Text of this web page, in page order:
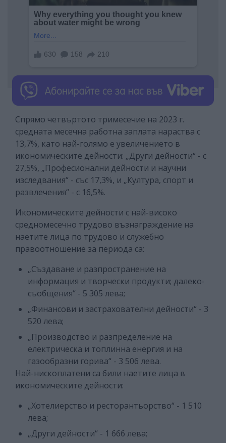
Спрямо четвъртото тримесечие на 2023 г.
средната месечна работна заплата нараства с
13,7%, като най-голямо e увеличението в
икономическите дейности: „Други дейности“ - с
27,5%, „Професионални дейности и научни
изследвания“ - със 17,3%, и „Култура, спорт и
развлечения“ - с 16,5%.
Икономическите дейности с най-високо
средномесечно трудово възнаграждение на
наетите лица по трудово и служебно
правоотношение за периода са:
„Създаване и разпространение на
информация и творчески продукти; далеко-
съобщения“ - 5 305 лева;
„Финансови и застрахователни дейности“ - 3
520 лева;
„Производство и разпределение на
електрическа и топлинна енергия и на
газообразни горива“ - 3 506 лева.
Най-нископлатени са били наетите лица в
икономическите дейности:
„Хотелиерство и ресторантьорство“ - 1 510
лева;
„Други дейности“ - 1 666 лева;